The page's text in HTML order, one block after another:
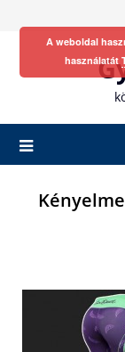
A weboldal
használatát